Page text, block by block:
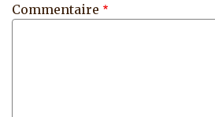
Commentaire